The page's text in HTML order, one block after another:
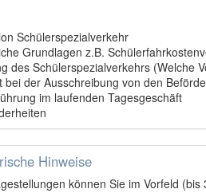
Schülerspezialverkehr
Grundlagen z.B.
des Schülerspezialverkehrs (Welche
bei der Ausschreibung von den
im laufenden Tagesgeschäft
Hinweise
können Sie im Vorfeld